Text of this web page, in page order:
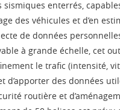
sismiques enterrés,
des véhicules et d’en
de données
à grande échelle, cet
le trafic (intensité,
d’apporter des données
routière et